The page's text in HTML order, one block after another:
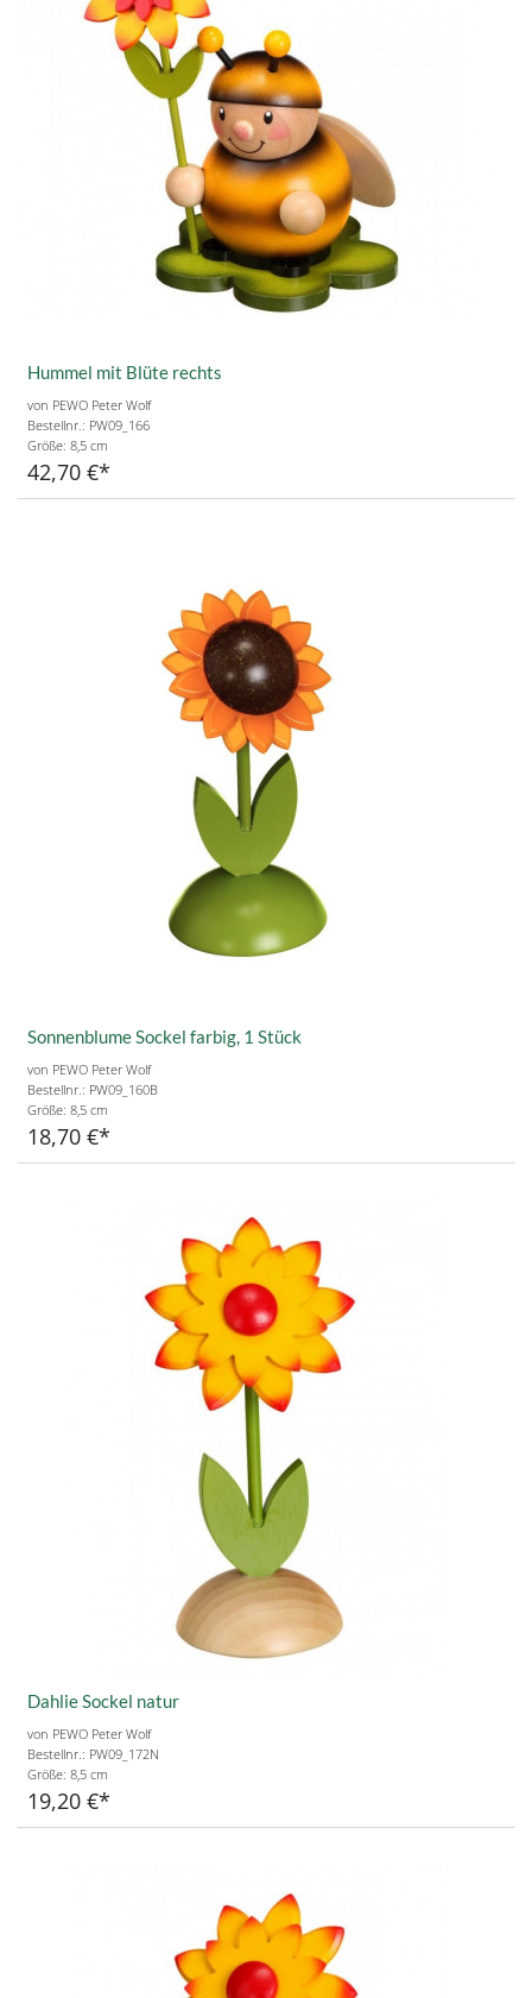
Hummel mit Blüte rechts
von PEWO Peter Wolf
Bestellnr.: PW09_166
Größe: 8,5 cm
42,70 €
Sonnenblume Sockel farbig, 1 Stück
von PEWO Peter Wolf
Bestellnr.: PW09_160B
Größe: 8,5 cm
18,70 €
Dahlie Sockel natur
von PEWO Peter Wolf
Bestellnr.: PW09_172N
Größe: 8,5 cm
19,20 €